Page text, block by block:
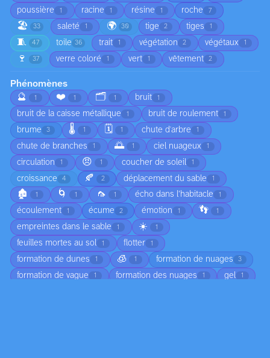
poussière 1 racine 1 résine 1 roche 7
🏖️ 33 saleté 1 🌍 30 tige 2 tiges 1
🧵 47 toile 36 trait 1 végétation 2 végétaux 1
🍷 37 verre coloré 1 vert 1 vêtement 2
Phénomènes
🔮
1 ❤️ 1 🗂️ 1 bruit 1
bruit de la caisse métallique 1 bruit de roulement 1
brume 3 🌡️ 1 🗓️ 1 chute d'arbre 1
chute de branches 1 🌅 1 ciel nuageux 1
circulation 1 😠 1 coucher de soleil 1
croissance 4 🍂 2 déplacement du sable 1
🏚️ 1 🌀 1 🦟 1 écho dans l’habitacle 1
écoulement 1 écume 2 émotion 1 👣 1
empreintes dans le sable 1 ☀️ 1
feuilles mortes au sol 1 flotter 1
formation de dunes 1 🧊 1 formation de nuages 3
formation de vague 1 formation des nuages 1 gel 1